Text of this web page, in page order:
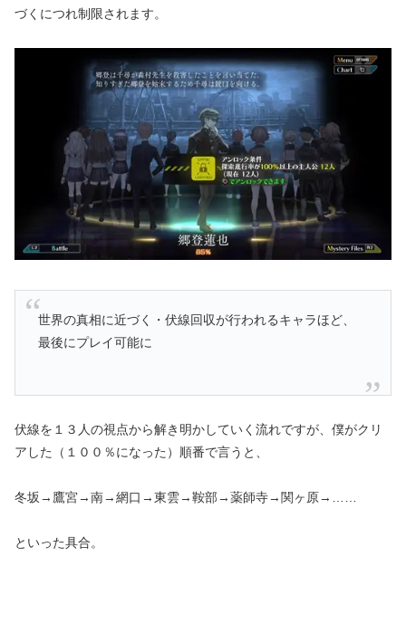
づくにつれ制限されます。
世界の真相に近づく・伏線回収が行われるキャラほど、
最後にプレイ可能に
伏線を１３人の視点から解き明かしていく流れですが、僕がクリ
アした（１００％になった）順番で言うと、
冬坂→鷹宮→南→網口→東雲→鞍部→薬師寺→関ヶ原→……
といった具合。